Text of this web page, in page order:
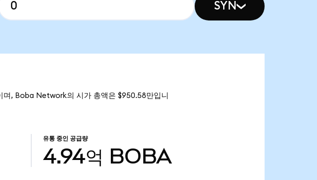
SYN
, Boba Network의 시가 총액은 $950.58만입니
유통 중인 공급량
4.94억 BOBA